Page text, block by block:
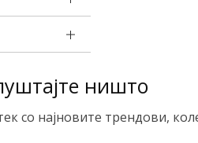
ништо
со најновите трендови,